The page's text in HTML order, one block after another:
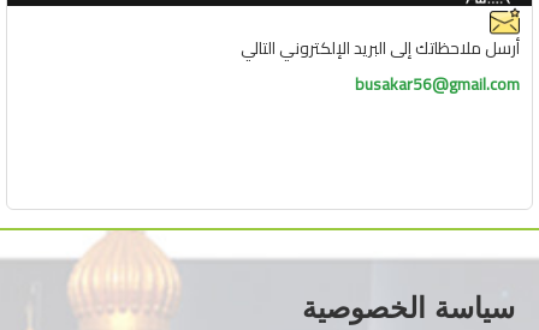
أرسل ملاحظاتك إلى البريد الإلكتروني التالي
busakar56@gmail.com
سياسة الخصوصية